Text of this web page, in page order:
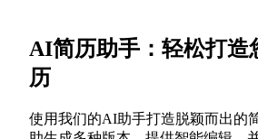
AI简历助手：轻松打造
历
使用我们的AI助手打造脱颖而出的